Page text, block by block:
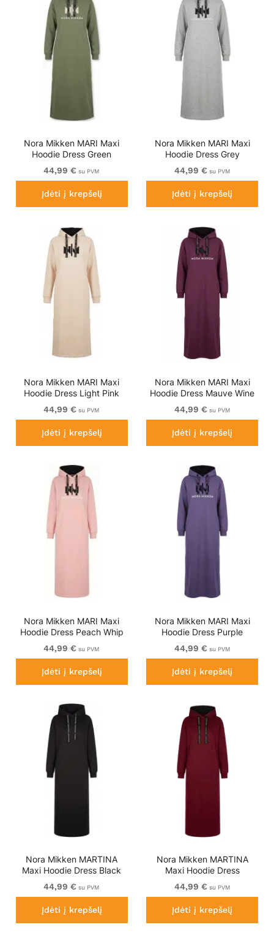
Nora Mikken MARI Maxi
Hoodie Dress Green
44,99 € su PVM
Įdėti į krepšelį
Nora Mikken MARI Maxi
Hoodie Dress Grey
44,99 € su PVM
Įdėti į krepšelį
Nora Mikken MARI Maxi
Hoodie Dress Light Pink
44,99 € su PVM
Įdėti į krepšelį
Nora Mikken MARI Maxi
Hoodie Dress Mauve Wine
44,99 € su PVM
Įdėti į krepšelį
Nora Mikken MARI Maxi
Hoodie Dress Peach Whip
44,99 € su PVM
Įdėti į krepšelį
Nora Mikken MARI Maxi
Hoodie Dress Purple
44,99 € su PVM
Įdėti į krepšelį
Nora Mikken MARTINA
Maxi Hoodie Dress Black
44,99 € su PVM
Įdėti į krepšelį
Nora Mikken MARTINA
Maxi Hoodie Dress
Burgundy
44,99 € su PVM
Įdėti į krepšelį